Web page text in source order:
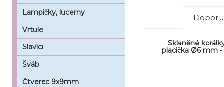
Skleněné
placička Ø6 mm -
Lampičky, lucerny
Vrtule
Slavíci
Šváb
Čtverec 9x9mm